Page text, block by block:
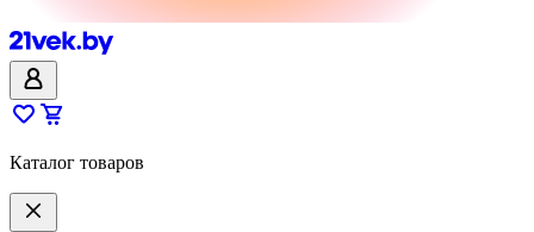
Каталог товаров